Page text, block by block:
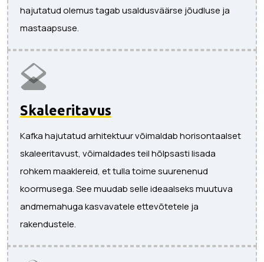
hajutatud olemus tagab usaldusväärse jõudluse ja
mastaapsuse.
Skaleeritavus
Kafka hajutatud arhitektuur võimaldab horisontaalset
skaleeritavust, võimaldades teil hõlpsasti lisada
rohkem maaklereid, et tulla toime suurenenud
koormusega. See muudab selle ideaalseks muutuva
andmemahuga kasvavatele ettevõtetele ja
rakendustele.